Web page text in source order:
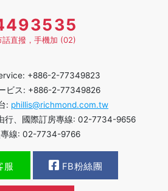
話直撥，手機加 (02)
+886-2-77349823
ビス: +886-2-77349826
: phillis@richmond.com.tw
行、國際訂房專線: 02-7734-9656
線: 02-7734-9766
服 FB粉絲團